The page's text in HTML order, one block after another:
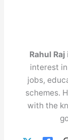
Rahul Raj
interest
jobs,
schemes.
with the